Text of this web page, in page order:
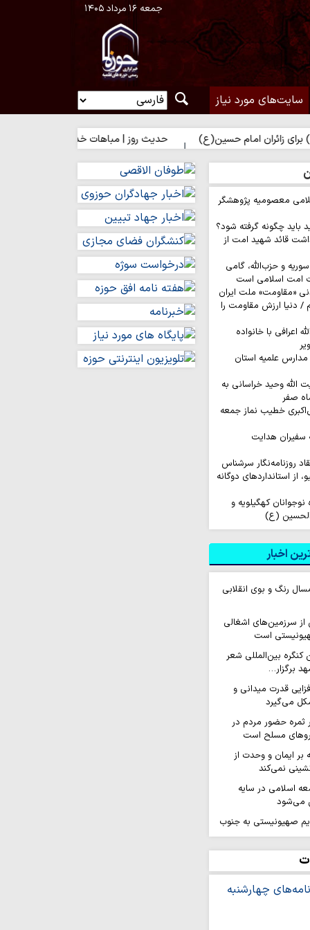
جمعه ۱۶ مرداد ۱۴۰۵
سایت‌های مورد نیاز
حسین(ع) حدیث روز | مباهات خداوند به زائر امام حسین(ع)
معصومیه پژوهشگر
باید چگونه گرفته شود؟
قائد شهید امت از
و حزب‌الله، گامی
امت اسلامی است
«مقاومت» ملت ایران
دنیا ارزش مقاومت را
اعرافی با خانواده
علمیه استان
الله وحید خراسانی به
صفر
خطیب نماز جمعه
سفیران هدایت
روزنامه‌نگار سرشناس
از استانداردهای دوگانه
۲۰۰ نفره نوجوانان کهگیلویه و
الحسین (ع)
اخبار
رنگ و بوی انقلابی
سرزمین‌های اشغالی
است
کنگره بین‌المللی شعر
برگزار…
قدرت میدانی و
می‌گیرد
ثمره حضور مردم در
مسلح است
بر ایمان و وحدت از
نمی‌کند
اسلامی در سایه
می‌شود
صهیونیستی به جنوب
آستانه تحریم های
است و از
صهیونیستی امتناع…